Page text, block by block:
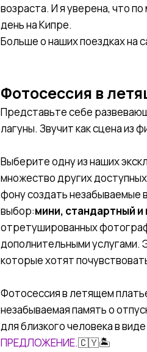
возраста. И я уверена, что
день на Кипре.
Больше о наших поездках на
Фотосессия в
Представьте себе
лагуны. Звучит как сцена из
Выберите одну из наших
множество других
фону создать незабываемые
выбор:мини, стандартный
отретушированных
дополнительными услугами.
которые хотят
Фотосессия в летящем
незабываемая память о
для близкого человека в
ПРЕДЛОЖЕНИЕ.🇨🇾🏝️